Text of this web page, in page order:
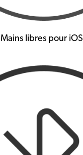
Mains libres pour iOS